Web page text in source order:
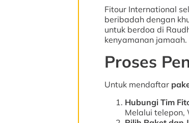
Fitour International
beribadah dengan
untuk berdoa di
kenyamanan jamaah.
Proses
Untuk mendaftar
Hubungi Tim
Melalui